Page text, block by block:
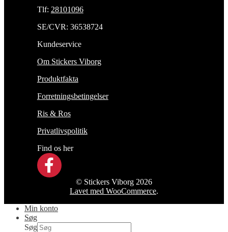
Tlf: 28101096
SE/CVR: 36538724
Kundeservice
Om Stickers Viborg
Produktfakta
Forretningsbetingelser
Ris & Ros
Privatlivspolitik
Find os her
© Stickers Viborg 2026
Lavet med WooCommerce.
Min konto
Søg
Søg